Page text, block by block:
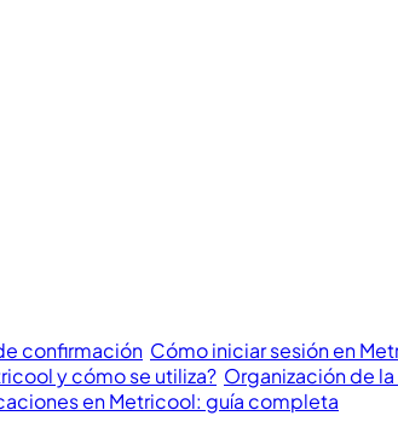
confirmación Cómo iniciar sesión en
y cómo se utiliza? Organización de
en Metricool: guía completa